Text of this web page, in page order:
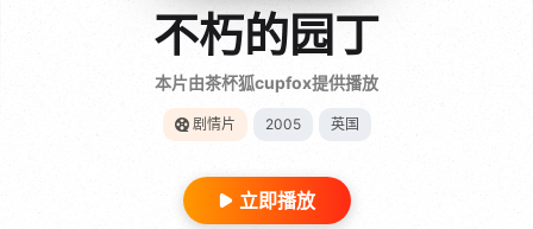
不朽的园丁
本片由茶杯狐cupfox提供播放
剧情片 2005 英国
立即播放